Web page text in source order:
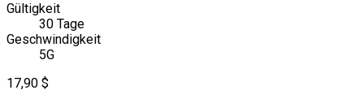
Gültigkeit
30 Tage
Geschwindigkeit
5G
17,90 $